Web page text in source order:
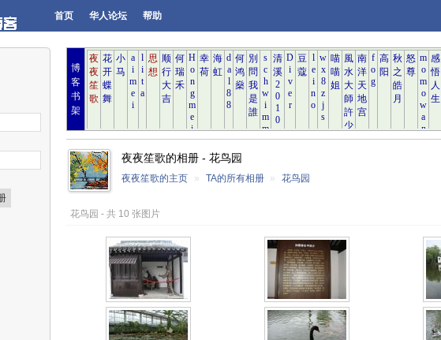
首页 华人论坛 帮助
博
客
书
架
夜夜笙歌的相册 - 花鸟园
夜夜笙歌的主页 » TA的所有相册 » 花鸟园
花鸟园 - 共 10 张图片